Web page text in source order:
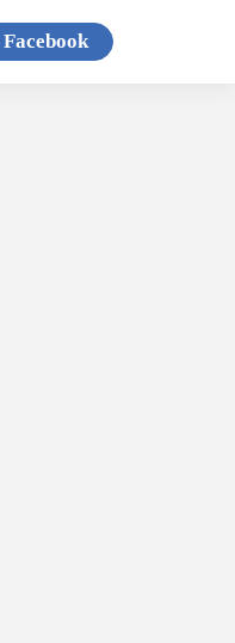
Facebook